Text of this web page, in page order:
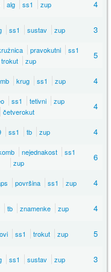
alg ss1 zup
4
ss1 sustav zup
3
pravokutni
ss1
trokut
zup
5
krug ss1 zup
4
ss1 tetivni
zup
četverokut
4
ss1 tb zup
4
nejednakost
ss1
zup
6
površina ss1 zup
4
tb znamenke zup
4
ss1 trokut zup
5
ss1 sustav zup 3